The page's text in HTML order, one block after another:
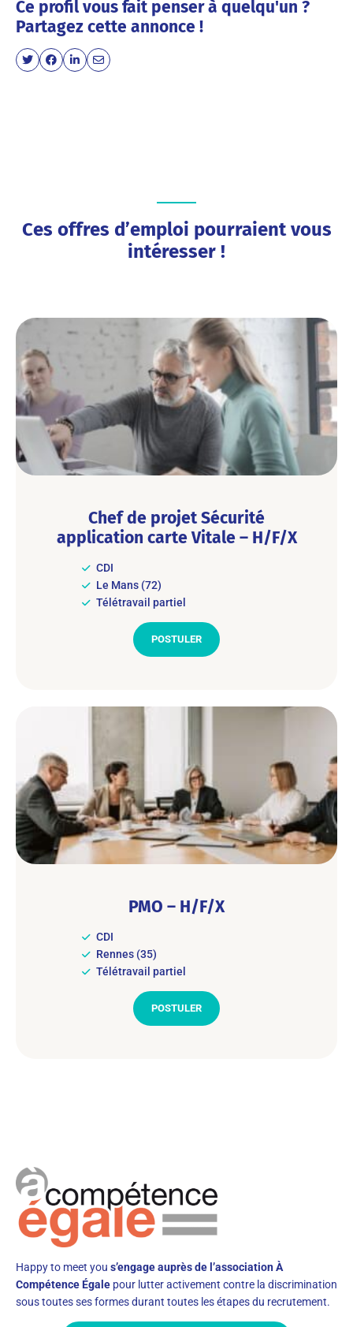
Ce profil vous fait penser à quelqu'un ?
Partagez cette annonce !
Ces offres d’emploi pourraient vous
intéresser !
Chef de projet Sécurité
application carte Vitale – H/F/X
CDI
Le Mans (72)
Télétravail partiel
POSTULER
PMO – H/F/X
CDI
Rennes (35)
Télétravail partiel
POSTULER
Happy to meet you s’engage auprès de l’association À
Compétence Égale pour lutter activement contre la discrimination
sous toutes ses formes durant toutes les étapes du recrutement.